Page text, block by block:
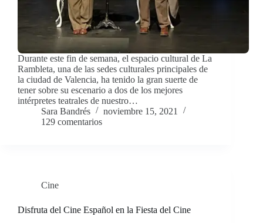
Durante este fin de semana, el espacio cultural de La
Rambleta, una de las sedes culturales principales de
la ciudad de Valencia, ha tenido la gran suerte de
tener sobre su escenario a dos de los mejores
intérpretes teatrales de nuestro…
Sara Bandrés
noviembre 15, 2021
129 comentarios
Cine
Disfruta del Cine Español en la Fiesta del Cine